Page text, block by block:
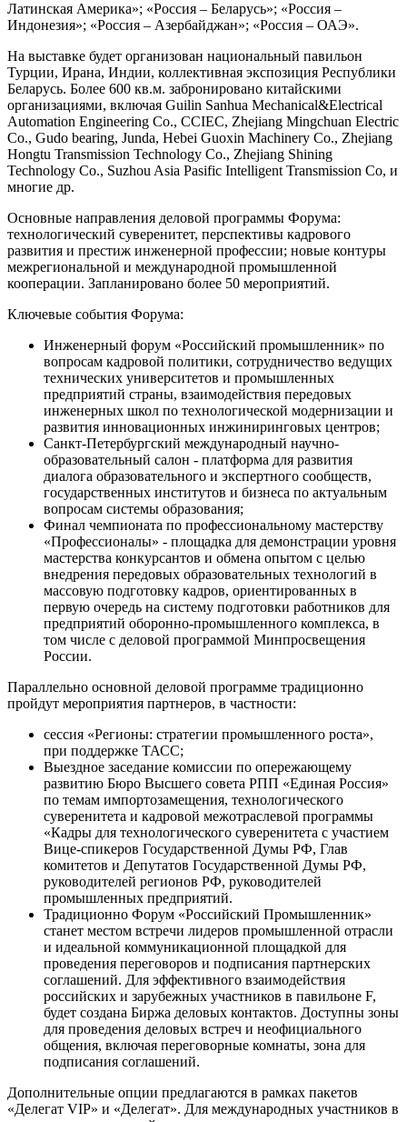
Латинская Америка»; «Россия – Беларусь»; «Россия –
Индонезия»; «Россия – Азербайджан»; «Россия – ОАЭ».
На выставке будет организован национальный павильон
Турции, Ирана, Индии, коллективная экспозиция Республики
Беларусь. Более 600 кв.м. забронировано китайскими
организациями, включая Guilin Sanhua Mechanical&Electrical
Automation Engineering Co., CCIEC, Zhejiang Mingchuan Electric
Co., Gudo bearing, Junda, Hebei Guoxin Machinery Co., Zhejiang
Hongtu Transmission Technology Co., Zhejiang Shining
Technology Co., Suzhou Asia Pasific Intelligent Transmission Co, и
многие др.
Основные направления деловой программы Форума:
технологический суверенитет, перспективы кадрового
развития и престиж инженерной профессии; новые контуры
межрегиональной и международной промышленной
кооперации. Запланировано более 50 мероприятий.
Ключевые события Форума:
Инженерный форум «Российский промышленник» по
вопросам кадровой политики, сотрудничество ведущих
технических университетов и промышленных
предприятий страны, взаимодействия передовых
инженерных школ по технологической модернизации и
развития инновационных инжиниринговых центров;
Санкт-Петербургский международный научно-
образовательный салон - платформа для развития
диалога образовательного и экспертного сообществ,
государственных институтов и бизнеса по актуальным
вопросам системы образования;
Финал чемпионата по профессиональному мастерству
«Профессионалы» - площадка для демонстрации уровня
мастерства конкурсантов и обмена опытом с целью
внедрения передовых образовательных технологий в
массовую подготовку кадров, ориентированных в
первую очередь на систему подготовки работников для
предприятий оборонно-промышленного комплекса, в
том числе с деловой программой Минпросвещения
России.
Параллельно основной деловой программе традиционно
пройдут мероприятия партнеров, в частности:
сессия «Регионы: стратегии промышленного роста»,
при поддержке ТАСС;
Выездное заседание комиссии по опережающему
развитию Бюро Высшего совета РПП «Единая Россия»
по темам импортозамещения, технологического
суверенитета и кадровой межотраслевой программы
«Кадры для технологического суверенитета с участием
Вице-спикеров Государственной Думы РФ, Глав
комитетов и Депутатов Государственной Думы РФ,
руководителей регионов РФ, руководителей
промышленных предприятий.
Традиционно Форум «Российский Промышленник»
станет местом встречи лидеров промышленной отрасли
и идеальной коммуникационной площадкой для
проведения переговоров и подписания партнерских
соглашений. Для эффективного взаимодействия
российских и зарубежных участников в павильоне F,
будет создана Биржа деловых контактов. Доступны зоны
для проведения деловых встреч и неофициального
общения, включая переговорные комнаты, зона для
подписания соглашений.
Дополнительные опции предлагаются в рамках пакетов
«Делегат VIP» и «Делегат». Для международных участников в